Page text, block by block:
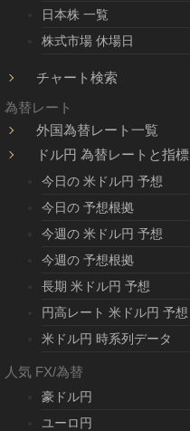
日本株 一覧
株式市場 休場日
チャート検索
為替レート
外国為替レート一覧
ドル円 為替レートと指標
今日の 米ドル円 予想
今日の 予想根拠
今週の 米ドル円 予想
今週の 予想根拠
長期 米ドル円 予想
円高レート 米ドル円 予想
米ドル円 時系列データ
人気 FX/為替
豪ドル円
ユーロ円